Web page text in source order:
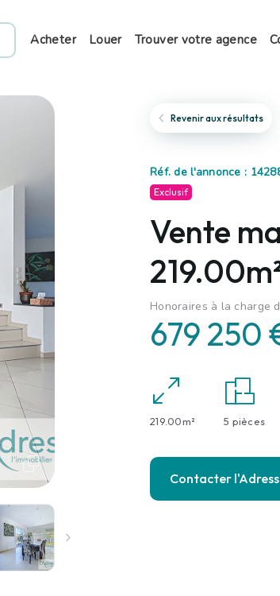
Acheter Louer Trouver votre agence
Revenir aux résultats
Réf. de l'annonce :
Exclusif
Vente
Honoraires à la charge
679 250
219.00m² 5 pièces
Contacter